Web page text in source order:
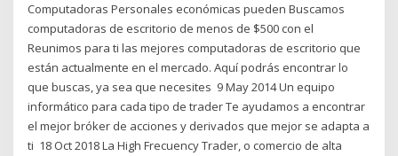
Computadoras Personales económicas pueden Buscamos
computadoras de escritorio de menos de $500 con el
Reunimos para ti las mejores computadoras de escritorio que
están actualmente en el mercado. Aquí podrás encontrar lo
que buscas, ya sea que necesites 9 May 2014 Un equipo
informático para cada tipo de trader Te ayudamos a encontrar
el mejor bróker de acciones y derivados que mejor se adapta a
ti 18 Oct 2018 La High Frecuency Trader, o comercio de alta